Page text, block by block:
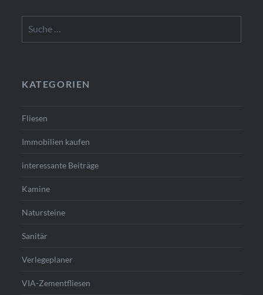
nach:
KATEGORIEN
Fliesen
Immobilien kaufen
interessante Beiträge
Kamine
Natursteine
Sanitär
Verlegeplaner
VIA-Zementfliesen